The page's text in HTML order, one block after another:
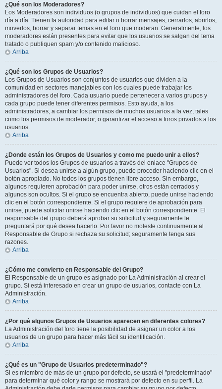
¿Qué son los Moderadores?
Los Moderadores son individuos (o grupos de individuos) que cuidan el foro
día a día. Tienen la autoridad para editar o borrar mensajes, cerrarlos, abrirlos,
moverlos, borrar y separar temas en el foro que moderan. Generalmente, los
moderadores están presentes para evitar que los usuarios se salgan del tema
tratado o publiquen spam y/o contenido malicioso.
Arriba
¿Qué son los Grupos de Usuarios?
Los Grupos de Usuarios son conjuntos de usuarios que dividen a la
comunidad en sectores manejables con los cuales puede trabajar los
administradores del foro. Cada usuario puede pertenecer a varios grupos y
cada grupo puede tener diferentes permisos. Esto ayuda, a los
administradores, a cambiar los permisos de muchos usuarios a la vez, tales
como los permisos de moderador, o garantizar el acceso a foros privados a los
usuarios.
Arriba
¿Donde están los Grupos de Usuarios y como me puedo unir a ellos?
Puede ver todos los Grupos de usuarios a través del enlace "Grupos de
Usuarios". Si desea unirse a algún grupo, puede proceder haciendo clic en el
botón apropiado. No todos los grupos tienen libre acceso. Sin embargo,
algunos requieren aprobación para poder unirse, otros están cerrados y
algunos son ocultos. Si el grupo se encuentra abierto, puede unirse haciendo
clic en el botón correspondiente. Si el grupo requiere de aprobación para
unirse, puede solicitar unirse haciendo clic en el botón correspondiente. El
responsable del grupo deberá aprobar su solicitud y seguramente le
preguntará por qué desea hacerlo. Por favor no moleste continuamente al
Responsable de Grupo si rechaza su solicitud; seguramente tenga sus
razones.
Arriba
¿Cómo me convierto en Responsable del Grupo?
El Responsable de un grupo es asignado por La Administración al crear el
grupo. Si está interesado en crear un grupo de usuarios, contacte con La
Administración.
Arriba
¿Por qué algunos Grupos de Usuarios aparecen en diferentes colores?
La Administración del foro tiene la posibilidad de asignar un color a los
usuarios de un grupo para hacer más fácil su identificación.
Arriba
¿Qué es un "Grupo de Usuarios predeterminado"?
Si es miembro de más de un grupo por defecto, se usará el "predeterminado"
para determinar qué color y rango se mostrará por defecto en su perfil. La